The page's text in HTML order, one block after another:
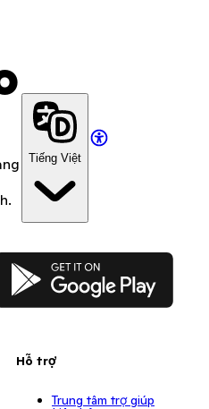
Tiếng Việt
Play
Hỗ trợ
Trung tâm trợ giúp